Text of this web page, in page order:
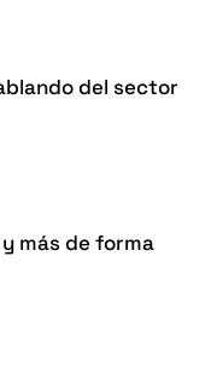
del sector
más de forma